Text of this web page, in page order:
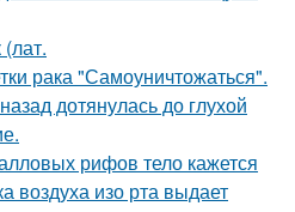
рака "Самоуничтожаться".
дотянулась до глухой
рифов тело кажется
воздуха изо рта выдает